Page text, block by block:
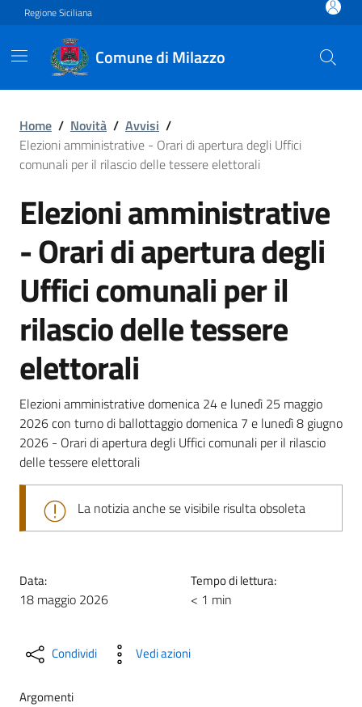
Vai ai contenuti
Vai al footer
Regione Siciliana
Comune di Milazzo
Elezioni amministrative -
Home / Novità / Avvisi /
Elezioni amministrative - Orari di apertura degli Uffici
comunali per il rilascio delle tessere elettorali
Elezioni amministrative
- Orari di apertura degli
Uffici comunali per il
rilascio delle tessere
elettorali
Elezioni amministrative domenica 24 e lunedì 25 maggio
2026 con turno di ballottaggio domenica 7 e lunedì 8 giugno
2026 - Orari di apertura degli Uffici comunali per il rilascio
delle tessere elettorali
La notizia anche se visibile risulta obsoleta
Data:
18 maggio 2026
Tempo di lettura:
< 1 min
Condividi Vedi azioni
Argomenti